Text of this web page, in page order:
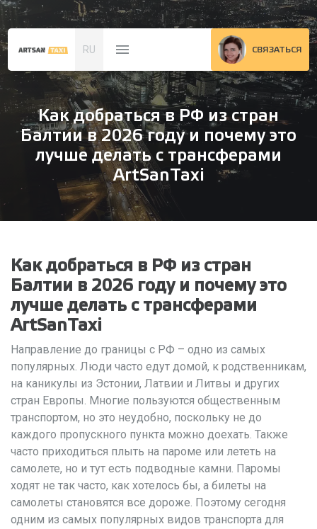
RU СВЯЗАТЬСЯ
Как добраться в РФ из стран
Балтии в 2026 году и почему это
лучше делать с трансферами
ArtSanTaxi
Как добраться в РФ из стран
Балтии в 2026 году и почему это
лучше делать с трансферами
ArtSanTaxi
Направление до границы с РФ – одно из самых
популярных. Люди часто едут домой, к родственникам,
на каникулы из Эстонии, Латвии и Литвы и других
стран Европы. Многие пользуются общественным
транспортом, но это неудобно, поскольку не до
каждого пропускного пункта можно доехать. Также
часто приходиться плыть на пароме или лететь на
самолете, но и тут есть подводные камни. Паромы
ходят не так часто, как хотелось бы, а билеты на
самолеты становятся все дороже. Поэтому сегодня
одним из самых популярных видов транспорта для